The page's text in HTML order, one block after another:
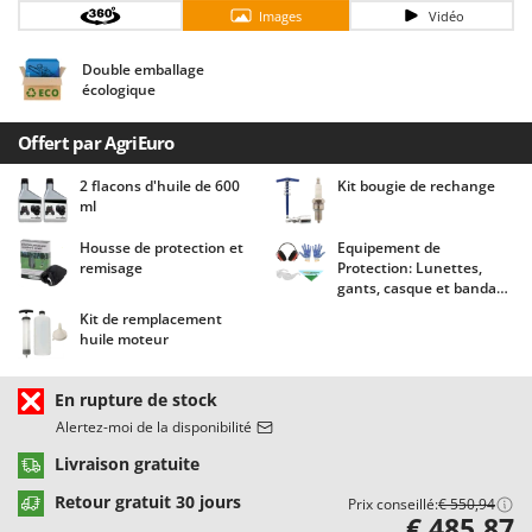
Chaudrons électriques pour polenta
Cisailles taille-haies manuelles
Climatiseurs
Compresseurs d'air électriques
Compresseurs pour la récolte des olives et la taille
Coupe-bordures - Trimmers
Coupe-branches
Cultivateurs Tiller à ressorts - Extirpateurs
D
Débroussailleuses
Décompacteurs agricoles
Découpeurs plasma
Déplaqueuses de gazon
Barbieri
Benassi
Beper
Berkel
Bernardi
Besser Vacuum
Beta tools
Bissell
Black & Decker
Blue Bird
Bomet
Images Vidéo
Double emballage
écologique
Offert par AgriEuro
2 flacons d'huile de 600
ml
Kit bougie de rechange
Housse de protection et
remisage
Equipement de
Protection: Lunettes,
gants, casque et bandana
Kit de remplacement
huile moteur
En rupture de stock
Alertez-moi de la disponibilité
Livraison gratuite
Retour gratuit 30 jours
Prix conseillé:€ 550,94